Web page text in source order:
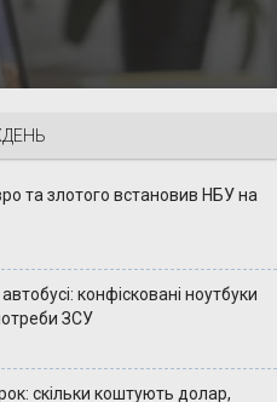
та злотого встановив НБУ на
конфісковані ноутбуки
ЗСУ
скільки коштують долар,